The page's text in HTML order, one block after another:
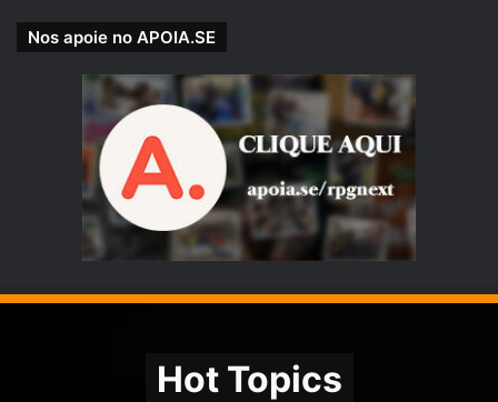
Nos apoie no APOIA.SE
Hot Topics